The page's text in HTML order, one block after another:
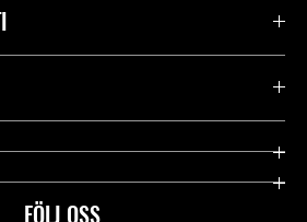
FÖLJ OSS